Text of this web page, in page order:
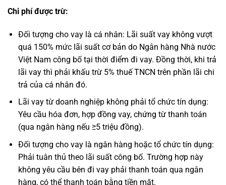
Chi phí được trừ:
Đối tượng cho vay là cá nhân: Lãi suất vay không vượt
quá 150% mức lãi suất cơ bản do Ngân hàng Nhà nước
Việt Nam công bố tại thời điểm đi vay. Đồng thời, khi trả
lãi vay thì phải khấu trừ 5% thuế TNCN trên phần lãi chi
trả của cá nhân đó.
Lãi vay từ doanh nghiệp không phải tổ chức tín dụng:
Yêu cầu hóa đơn, hợp đồng vay, chứng từ thanh toán
(qua ngân hàng nếu ≥5 triệu đồng).
Đối tượng cho vay là ngân hàng hoặc tổ chức tín dụng:
Phải tuân thủ theo lãi suất công bố. Trường hợp này
không yêu cầu bên đi vay phải thanh toán qua ngân
hàng, có thể thanh toán bằng tiền mặt.